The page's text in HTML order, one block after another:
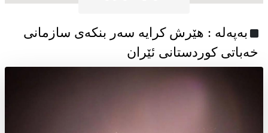
به‌په‌له‌ : هێرش کرایە سەر بنکەی سازمانی
خەباتی کوردستانی ئێران